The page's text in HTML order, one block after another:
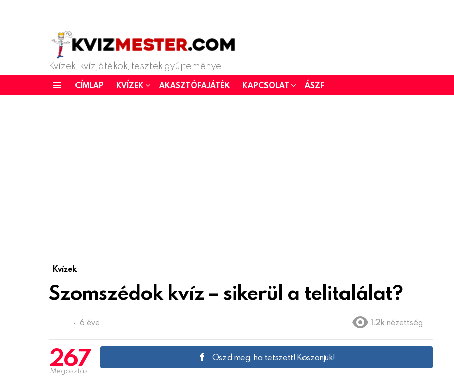
Kvízek, kvízjátékok, tesztek gyűjteménye
CÍMLAP KVÍZEK AKASZTÓFAJÁTÉK KAPCSOLAT ÁSZF
Kvízek
Szomszédok kvíz – sikerül a telitalálat?
6 éve 1.2k nézettség
267
Megosztás
Oszd meg, ha tetszett! Köszönjük!